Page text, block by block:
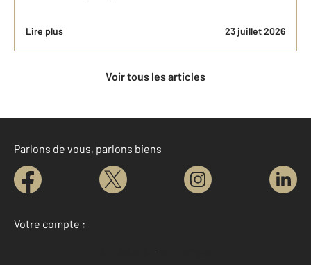
Lire plus 23 juillet 2026
Voir tous les articles
Parlons de vous, parlons biens
Votre compte :
Accéder à mon compte